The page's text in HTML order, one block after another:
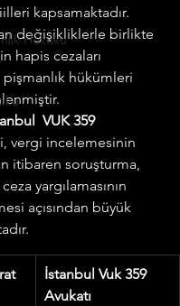
Hukuku
kapsamaktadır.
değişikliklerle birlikte
hapis cezaları
pişmanlık hükümleri
VUK 359
vergi incelemesinin
itibaren soruşturma,
yargılamasının
açısından büyük
İstanbul Vuk 359
Avukatı